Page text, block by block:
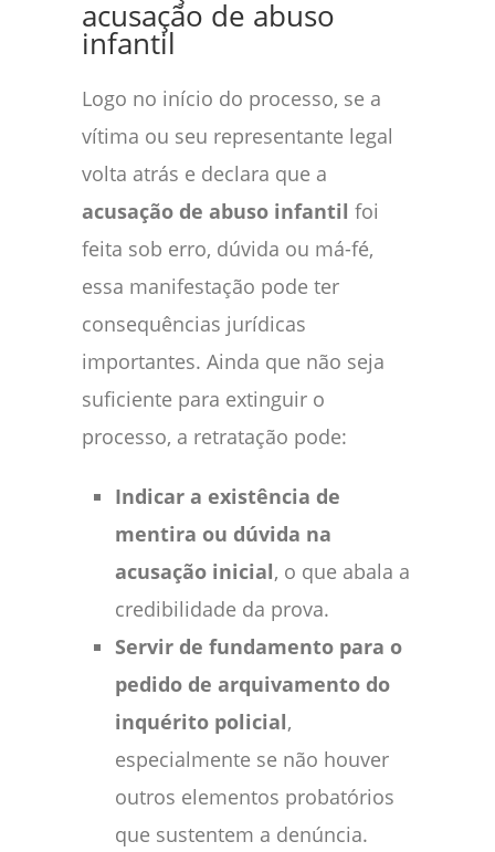
acusação de abuso
infantil
Logo no início do processo, se a
vítima ou seu representante legal
volta atrás e declara que a
acusação de abuso infantil foi
feita sob erro, dúvida ou má-fé,
essa manifestação pode ter
consequências jurídicas
importantes. Ainda que não seja
suficiente para extinguir o
processo, a retratação pode:
Indicar a existência de
mentira ou dúvida na
acusação inicial, o que abala a
credibilidade da prova.
Servir de fundamento para o
pedido de arquivamento do
inquérito policial,
especialmente se não houver
outros elementos probatórios
que sustentem a denúncia.